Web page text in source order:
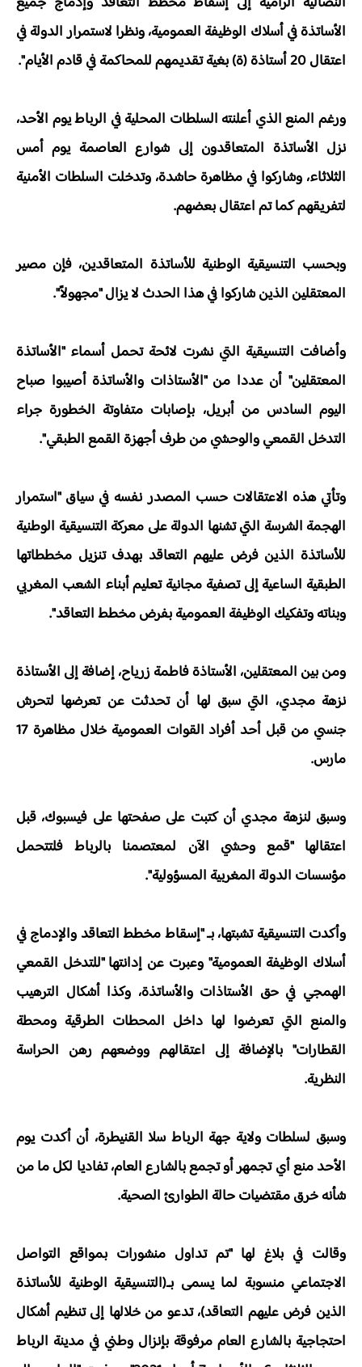
الأساتذة في أسلاك الوظيفة العمومية، ونظرا لاستمرار الدولة في
اعتقال 20 أستاذة (ة) بغية تقديمهم للمحاكمة في قادم الأيام".
ورغم المنع الذي أعلنته السلطات المحلية في الرباط يوم الأحد،
نزل الأساتذة المتعاقدون إلى شوارع العاصمة يوم أمس
الثلاثاء، وشاركوا في مظاهرة حاشدة، وتدخلت السلطات الأمنية
لتفريقهم كما تم اعتقال بعضهم.
وبحسب التنسيقية الوطنية للأساتذة المتعاقدين، فإن مصير
المعتقلين الذين شاركوا في هذا الحدث لا يزال "مجهولاً".
وأضافت التنسيقية التي نشرت لائحة تحمل أسماء "الأساتذة
المعتقلين" أن عددا من "الأستاذات والأساتذة أصيبوا صباح
اليوم السادس من أبريل، بإصابات متفاوتة الخطورة جراء
التدخل القمعي والوحشي من طرف أجهزة القمع الطبقي".
وتأتي هذه الاعتقالات حسب المصدر نفسه في سياق "استمرار
الهجمة الشرسة التي تشنها الدولة على معركة التنسيقية الوطنية
للأساتذة الذين فرض عليهم التعاقد بهدف تنزيل مخططاتها
الطبقية الساعية إلى تصفية مجانية تعليم أبناء الشعب المغربي
وبناته وتفكيك الوظيفة العمومية بفرض مخطط التعاقد".
ومن بين المعتقلين، الأستاذة فاطمة زرياح، إضافة إلى الأستاذة
نزهة مجدي، التي سبق لها أن تحدثت عن تعرضها لتحرش
جنسي من قبل أحد أفراد القوات العمومية خلال مظاهرة 17
مارس.
وسبق لنزهة مجدي أن كتبت على صفحتها على فيسبوك، قبل
اعتقالها "قمع وحشي الآن لمعتصمنا بالرباط فلتتحمل
مؤسسات الدولة المغربية المسؤولية".
وأكدت التنسيقية تشبتها، بـ "إسقاط مخطط التعاقد والإدماج في
أسلاك الوظيفة العمومية" وعبرت عن إدانتها "للتدخل القمعي
الهمجي في حق الأستاذات والأساتذة، وكذا أشكال الترهيب
والمنع التي تعرضوا لها داخل المحطات الطرقية ومحطة
القطارات" بالإضافة إلى اعتقالهم ووضعهم رهن الحراسة
النظرية.
وسبق لسلطات ولاية جهة الرباط سلا القنيطرة، أن أكدت يوم
الأحد منع أي تجمهر أو تجمع بالشارع العام، تفاديا لكل ما من
شأنه خرق مقتضيات حالة الطوارئ الصحية.
وقالت في بلاغ لها "تم تداول منشورات بمواقع التواصل
الاجتماعي منسوبة لما يسمى بـ(التنسيقية الوطنية للأساتذة
الذين فرض عليهم التعاقد)، تدعو من خلالها إلى تنظيم أشكال
احتجاجية بالشارع العام مرفوقة بإنزال وطني في مدينة الرباط